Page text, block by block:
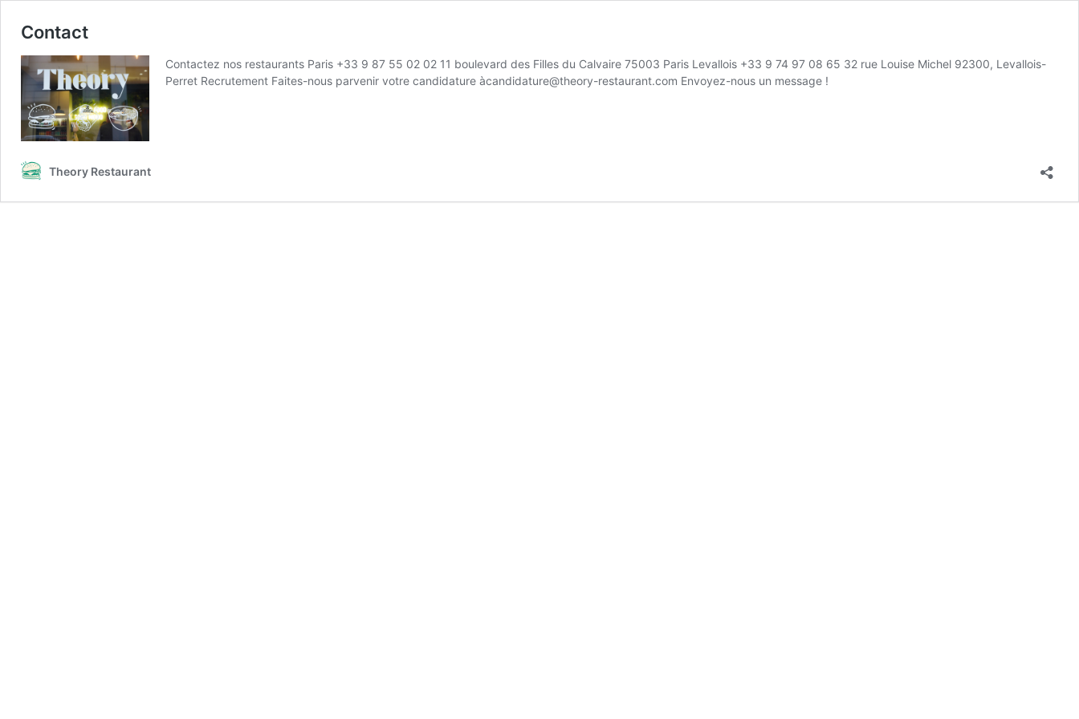
Contact
Contactez nos restaurants Paris +33 9 87 55 02 02 11 boulevard des Filles du Calvaire 75003 Paris Levallois +33 9 74 97 08 65 32 rue Louise Michel 92300, Levallois-
Perret Recrutement Faites-nous parvenir votre candidature àcandidature@theory-restaurant.com Envoyez-nous un message !
Theory Restaurant